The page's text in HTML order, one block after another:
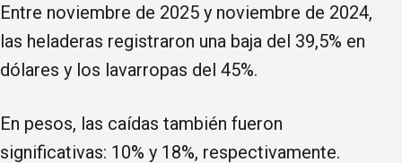
Entre noviembre de 2025 y noviembre de 2024,
las heladeras registraron una baja del 39,5% en
dólares y los lavarropas del 45%.
En pesos, las caídas también fueron
significativas: 10% y 18%, respectivamente.